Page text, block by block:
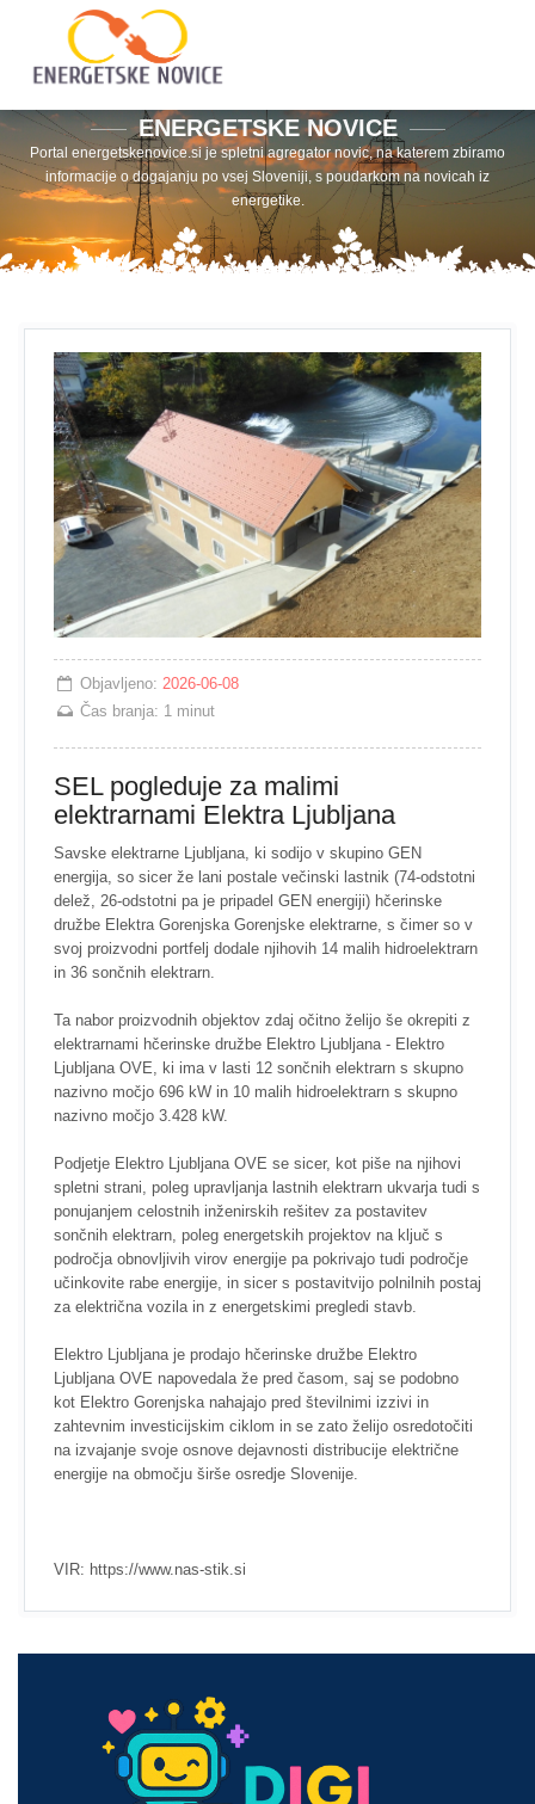
ENERGETSKE NOVICE
Portal energetskenovice.si je spletni agregator novic, na katerem zbiramo
informacije o dogajanju po vsej Sloveniji, s poudarkom na novicah iz
energetike.
Objavljeno: 2026-06-08
Čas branja: 1 minut
SEL pogleduje za malimi
elektrarnami Elektra Ljubljana
Savske elektrarne Ljubljana, ki sodijo v skupino GEN
energija, so sicer že lani postale večinski lastnik (74-odstotni
delež, 26-odstotni pa je pripadel GEN energiji) hčerinske
družbe Elektra Gorenjska Gorenjske elektrarne, s čimer so v
svoj proizvodni portfelj dodale njihovih 14 malih hidroelektrarn
in 36 sončnih elektrarn.
Ta nabor proizvodnih objektov zdaj očitno želijo še okrepiti z
elektrarnami hčerinske družbe Elektro Ljubljana - Elektro
Ljubljana OVE, ki ima v lasti 12 sončnih elektrarn s skupno
nazivno močjo 696 kW in 10 malih hidroelektrarn s skupno
nazivno močjo 3.428 kW.
Podjetje Elektro Ljubljana OVE se sicer, kot piše na njihovi
spletni strani, poleg upravljanja lastnih elektrarn ukvarja tudi s
ponujanjem celostnih inženirskih rešitev za postavitev
sončnih elektrarn, poleg energetskih projektov na ključ s
področja obnovljivih virov energije pa pokrivajo tudi področje
učinkovite rabe energije, in sicer s postavitvijo polnilnih postaj
za električna vozila in z energetskimi pregledi stavb.
Elektro Ljubljana je prodajo hčerinske družbe Elektro
Ljubljana OVE napovedala že pred časom, saj se podobno
kot Elektro Gorenjska nahajajo pred številnimi izzivi in
zahtevnim investicijskim ciklom in se zato želijo osredotočiti
na izvajanje svoje osnove dejavnosti distribucije električne
energije na območju širše osredje Slovenije.
VIR: https://www.nas-stik.si